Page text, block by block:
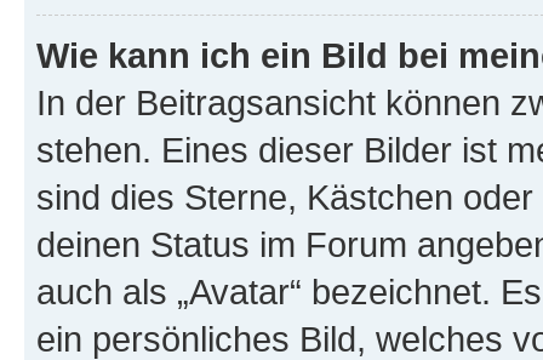
Wie kann ich ein Bild bei
In der Beitragsansicht können
stehen. Eines dieser Bilder ist
sind dies Sterne, Kästchen
deinen Status im Forum
auch als „Avatar“ bezeichnet.
ein persönliches Bild, welches